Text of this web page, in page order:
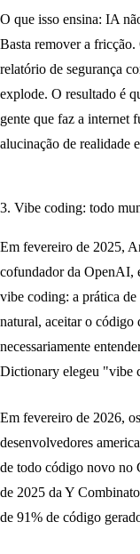
O que isso ensina: IA
Basta remover a fricção.
relatório de segurança
explode. O resultado é
gente que faz a internet
alucinação de realidade
3. Vibe coding: todo
Em fevereiro de 2025,
cofundador da OpenAI,
vibe coding: a prática
natural, aceitar o código
necessariamente
Dictionary elegeu "vibe
Em fevereiro de 2026,
desenvolvedores
de todo código novo no
de 2025 da Y
de 91% de código